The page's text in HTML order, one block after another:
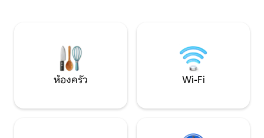
สำรวจโอลิมเปียโบราณ 2.5 กม. และจาก
แหล่งโบราณคดีโอลิมเปียโบราณ บ้านชั้นล่า
งอพาร์ทเมนท์มี 2 ห้องนอนรองรับได้สูงสุด
5 คน อินเทอร์เน็ตไร้สายฟรีพร้อมตู้เสื้อผ้า
นิ้วเครื่องซักผ้า ในหมู่บ้านที่มีมินิมาร์เก็ตเบ
ห้องครัว Wi-Fi